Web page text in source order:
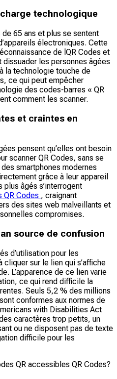
technologique
65 ans et plus se sentent
électroniques. Cette
de lQR Codes et
les personnes âgées
la technologie touche de
ce qui peut empêcher
des codes-barres « QR
comment les scanner.
et craintes en
pensent qu’elles ont besoin
scanner QR Codes, sans se
smartphones modernes
grâce à leur appareil
âgés s’interrogent
QR Codes , craignant
des sites web malveillants et
compromises.
source de confusion
d’utilisation pour les
sur le lien qui s’affiche
L’apparence de ce lien varie
ce qui rend difficile la
Seuls 5,2 % des millions
conformes aux normes de
with Disabilities Act
caractères trop petits, un
ou ne disposent pas de texte
difficile pour les
QR accessibles QR Codes?